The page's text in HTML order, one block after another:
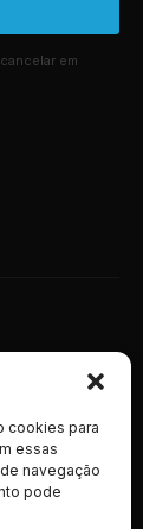
cookies para
essas
navegação
pode
cancelar em